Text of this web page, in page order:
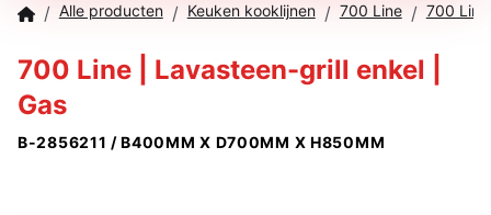
MERKEN
CONTACT
/ Alle producten / Keuken kooklijnen / 700 Line / 700
700 Line | Lavasteen-grill enkel |
Gas
B-2856211 / B400MM X D700MM X H850MM